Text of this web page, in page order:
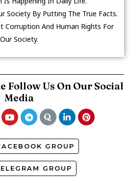
Society By Putting The True Facts.
Corruption And Human Rights For
Our Society.
Follow Us On Our Social
Media
GROUP
GROUP